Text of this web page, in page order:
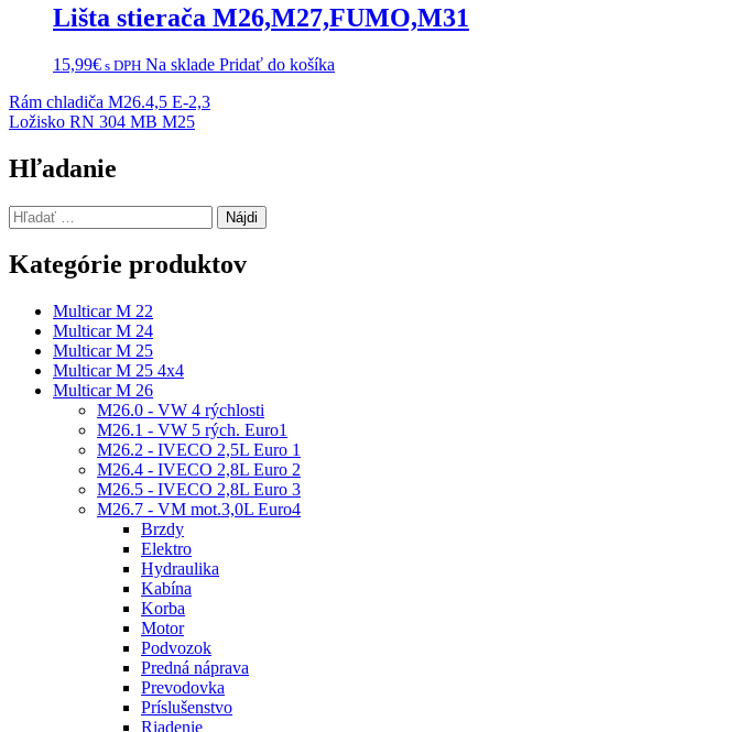
Lišta stierača M26,M27,FUMO,M31
15,99€ s DPH Na sklade Pridať do košíka
Navigácia
v
článku
Rám chladiča M26.4,5 E-2,3
Ložisko RN 304 MB M25
Hľadanie
Hľadať:
Kategórie produktov
Multicar M 22
Multicar M 24
Multicar M 25
Multicar M 25 4x4
Multicar M 26
M26.0 - VW 4 rýchlosti
M26.1 - VW 5 rých. Euro1
M26.2 - IVECO 2,5L Euro 1
M26.4 - IVECO 2,8L Euro 2
M26.5 - IVECO 2,8L Euro 3
M26.7 - VM mot.3,0L Euro4
Brzdy
Elektro
Hydraulika
Kabína
Korba
Motor
Podvozok
Predná náprava
Prevodovka
Príslušenstvo
Riadenie